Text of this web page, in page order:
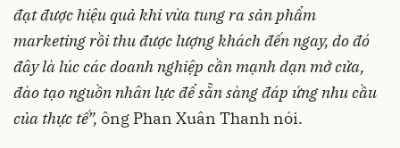
đạt được hiệu quả khi vừa tung ra sản phẩm
marketing rồi thu được lượng khách đến ngay, do đó
đây là lúc các doanh nghiệp cần mạnh dạn mở cửa,
đào tạo nguồn nhân lực để sẵn sàng đáp ứng nhu cầu
của thực tế”, ông Phan Xuân Thanh nói.